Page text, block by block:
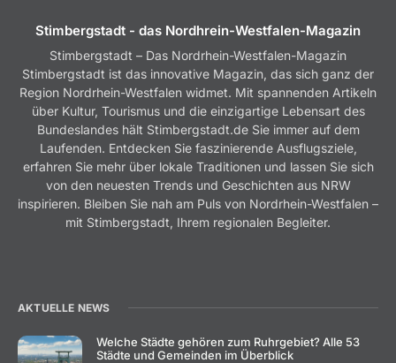
Stimbergstadt - das Nordhrein-Westfalen-Magazin
Stimbergstadt – Das Nordrhein-Westfalen-Magazin
Stimbergstadt ist das innovative Magazin, das sich ganz der
Region Nordrhein-Westfalen widmet. Mit spannenden Artikeln
über Kultur, Tourismus und die einzigartige Lebensart des
Bundeslandes hält Stimbergstadt.de Sie immer auf dem
Laufenden. Entdecken Sie faszinierende Ausflugsziele,
erfahren Sie mehr über lokale Traditionen und lassen Sie sich
von den neuesten Trends und Geschichten aus NRW
inspirieren. Bleiben Sie nah am Puls von Nordrhein-Westfalen –
mit Stimbergstadt, Ihrem regionalen Begleiter.
AKTUELLE NEWS
Welche Städte gehören zum Ruhrgebiet? Alle 53
Städte und Gemeinden im Überblick